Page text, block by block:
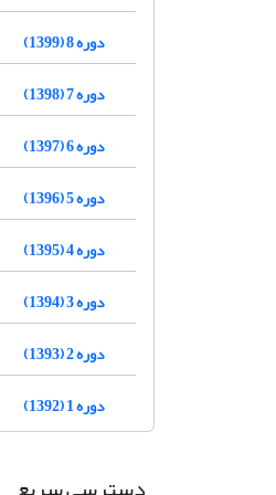
دوره 8 (1399)
دوره 7 (1398)
دوره 6 (1397)
دوره 5 (1396)
دوره 4 (1395)
دوره 3 (1394)
دوره 2 (1393)
دوره 1 (1392)